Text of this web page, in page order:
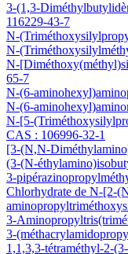
3-(1,3-
116229-43-7
N-
N-
N-
65-7
N-(6-
N-(6-
N-[5-
CAS : 106996-32-1
[3-(N,N-
(3-(N-
3-
Chlorhydrate de N-[2-
3-
3-
1,1,3,3-tétraméthyl-2-